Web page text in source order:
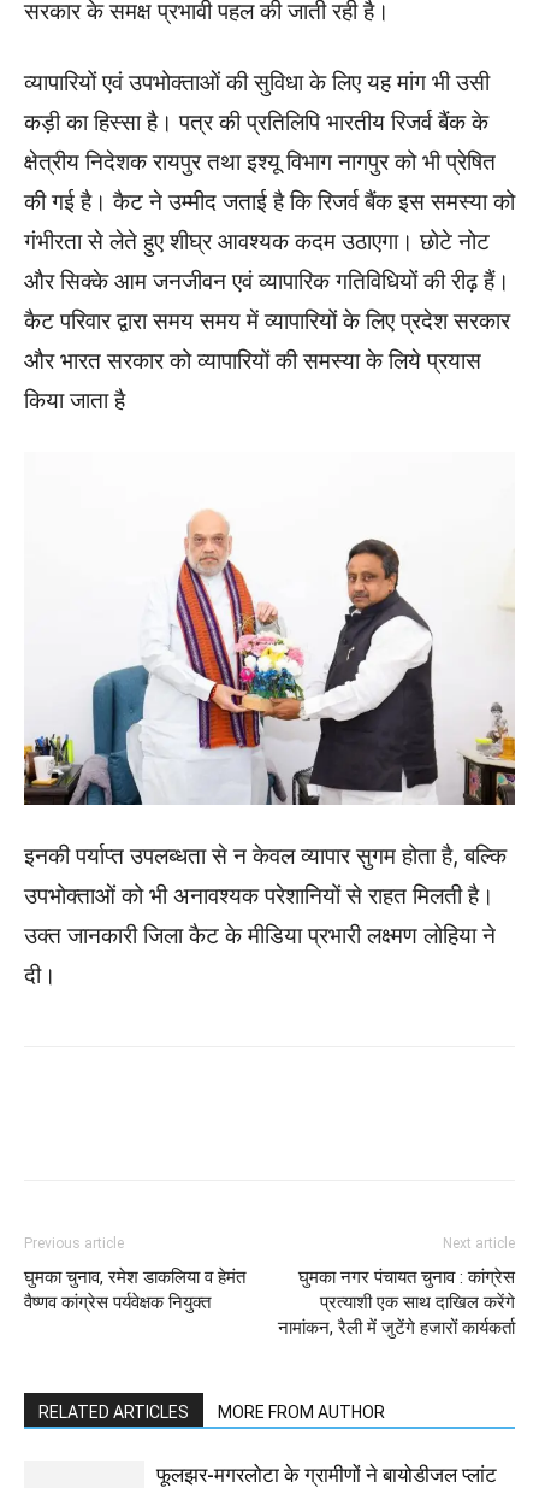
सरकार के समक्ष प्रभावी पहल की जाती रही है।
व्यापारियों एवं उपभोक्ताओं की सुविधा के लिए यह मांग भी उसी
कड़ी का हिस्सा है। पत्र की प्रतिलिपि भारतीय रिजर्व बैंक के
क्षेत्रीय निदेशक रायपुर तथा इश्यू विभाग नागपुर को भी प्रेषित
की गई है। कैट ने उम्मीद जताई है कि रिजर्व बैंक इस समस्या को
गंभीरता से लेते हुए शीघ्र आवश्यक कदम उठाएगा। छोटे नोट
और सिक्के आम जनजीवन एवं व्यापारिक गतिविधियों की रीढ़ हैं।
कैट परिवार द्वारा समय समय में व्यापारियों के लिए प्रदेश सरकार
और भारत सरकार को व्यापारियों की समस्या के लिये प्रयास
किया जाता है
इनकी पर्याप्त उपलब्धता से न केवल व्यापार सुगम होता है, बल्कि
उपभोक्ताओं को भी अनावश्यक परेशानियों से राहत मिलती है।
उक्त जानकारी जिला कैट के मीडिया प्रभारी लक्ष्मण लोहिया ने
दी।
Previous article
घुमका चुनाव, रमेश डाकलिया व हेमंत
वैष्णव कांग्रेस पर्यवेक्षक नियुक्त
Next article
घुमका नगर पंचायत चुनाव : कांग्रेस
प्रत्याशी एक साथ दाखिल करेंगे
नामांकन, रैली में जुटेंगे हजारों कार्यकर्ता
RELATED ARTICLES MORE FROM AUTHOR
फूलझर-मगरलोटा के ग्रामीणों ने बायोडीजल प्लांट